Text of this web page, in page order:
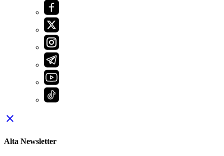
close
Alta Newsletter